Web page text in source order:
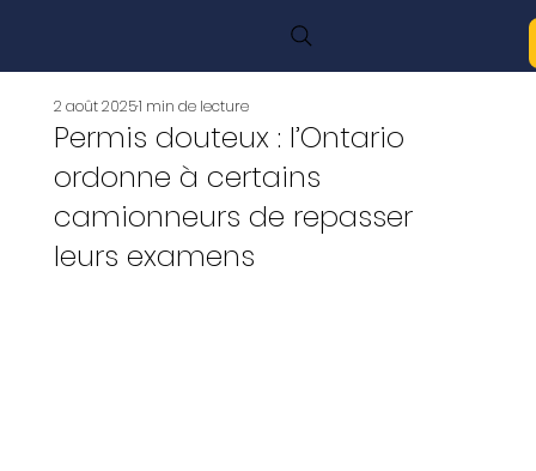
Permis douteux : l’Ontario
ordonne à certains
camionneurs de repasser
leurs examens
2 août 20251 min de lecture